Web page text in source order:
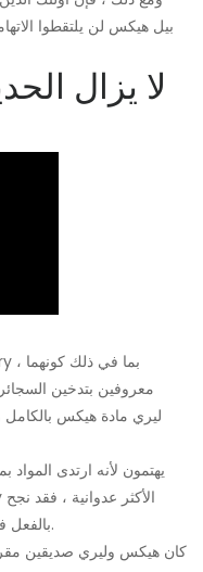
بيل هيكس لن يلتقطوا
لا يزال
معروفين بتدخين
ليري مادة هيكس
بالفعل في اجتذاب حشد الكلية في حقبة التسعينيات.
كان هيكس وليري صديقين